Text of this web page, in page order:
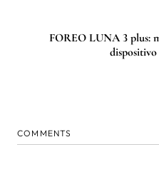
FOREO LUNA 3 plus:
COMMENTS